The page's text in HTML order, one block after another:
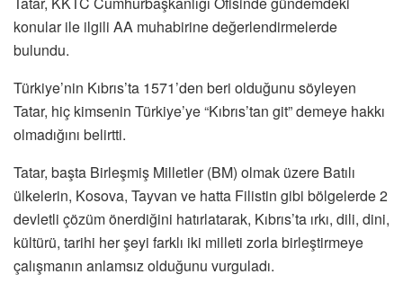
konular ile ilgili AA muhabirine değerlendirmelerde
bulundu.
Türkiye’nin Kıbrıs’ta 1571’den beri olduğunu söyleyen
Tatar, hiç kimsenin Türkiye’ye “Kıbrıs’tan git” demeye hakkı
olmadığını belirtti.
Tatar, başta Birleşmiş Milletler (BM) olmak üzere Batılı
ülkelerin, Kosova, Tayvan ve hatta Filistin gibi bölgelerde 2
devletli çözüm önerdiğini hatırlatarak, Kıbrıs’ta ırkı, dili, dini,
kültürü, tarihi her şeyi farklı iki milleti zorla birleştirmeye
çalışmanın anlamsız olduğunu vurguladı.